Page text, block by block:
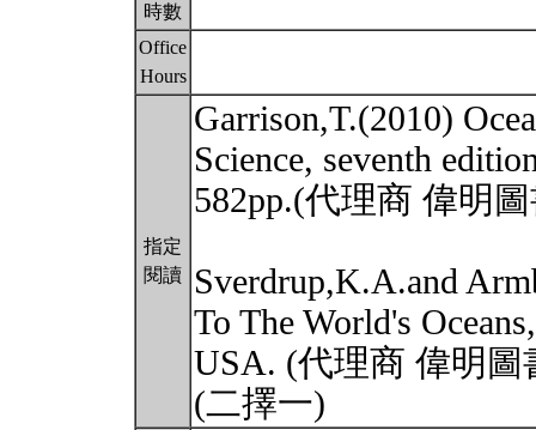
時數
Office
Hours
指定
閱讀
Garrison,T.(2010)
Science, seventh
582pp.(代理商 偉明
Sverdrup,K.A.and
To The World's
USA. (代理商 偉明圖
(二擇一)